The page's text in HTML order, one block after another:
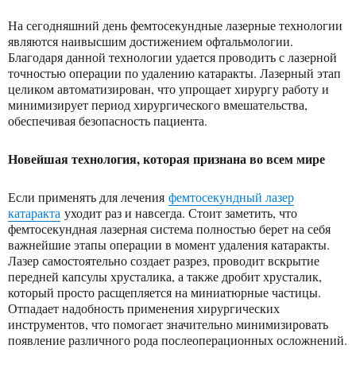
На сегодняшний день фемтосекундные лазерные технологии
являются наивысшим достижением офтальмологии.
Благодаря данной технологии удается проводить с лазерной
точностью операции по удалению катаракты. Лазерный этап
целиком автоматизирован, что упрощает хирургу работу и
минимизирует период хирургического вмешательства,
обеспечивая безопасность пациента.
Новейшая технология, которая признана во всем мире
Если применять для лечения фемтосекундный лазер
катаракта уходит раз и навсегда. Стоит заметить, что
фемтосекундная лазерная система полностью берет на себя
важнейшие этапы операции в момент удаления катаракты.
Лазер самостоятельно создает разрез, проводит вскрытие
передней капсулы хрусталика, а также дробит хрусталик,
который просто расщепляется на миниатюрные частицы.
Отпадает надобность применения хирургических
инструментов, что помогает значительно минимизировать
появление различного рода послеоперационных осложнений.